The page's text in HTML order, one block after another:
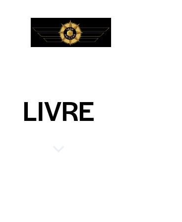
LIVRE